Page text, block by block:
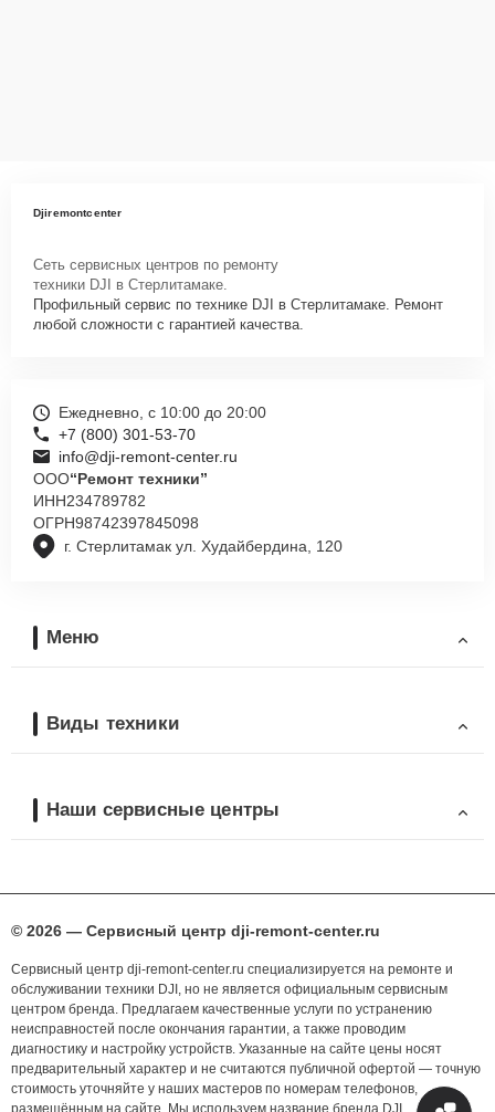
Djiremontcenter
Сеть сервисных центров по ремонту
техники DJI в Стерлитамаке.
Профильный сервис по технике DJI в Стерлитамаке. Ремонт
любой сложности с гарантией качества.
г. Стерлитамак ул. Худайбердина, 120
Ежедневно, с 10:00 до 20:00
+7 (800) 301-53-70
info@dji-remont-center.ru
ООО“Ремонт техники”
ИНН234789782
ОГРН98742397845098
Меню
Виды техники
Наши сервисные центры
© 2026 — Сервисный центр dji-remont-center.ru
Сервисный центр dji-remont-center.ru специализируется на ремонте и
обслуживании техники DJI, но не является официальным сервисным
центром бренда. Предлагаем качественные услуги по устранению
неисправностей после окончания гарантии, а также проводим
диагностику и настройку устройств. Указанные на сайте цены носят
предварительный характер и не считаются публичной офертой — точную
стоимость уточняйте у наших мастеров по номерам телефонов,